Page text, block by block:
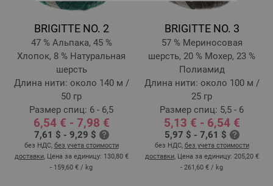
BRIGITTE NO. 2
47 % Альпака, 45 %
Хлопок, 8 % Натуральная
шерсть
Длина нити: около 140 м /
50 гр
Размер спиц: 6 - 6,5
6,54 € - 7,98 €
7,61 $ - 9,29 $
без НДС, без учета стоимости
доставки, Цена за единицу: 130,80 €
- 159,60 € / kg
BRIGITTE NO. 3
57 % Мериносовая
шерсть, 20 % Мохер, 23 %
Полиамид
Длина нити: около 100 м /
25 гр
Размер спиц: 5,5 - 6
5,13 € - 6,54 €
5,97 $ - 7,61 $
без НДС, без учета стоимости
доставки, Цена за единицу: 205,20 €
- 261,60 € / kg